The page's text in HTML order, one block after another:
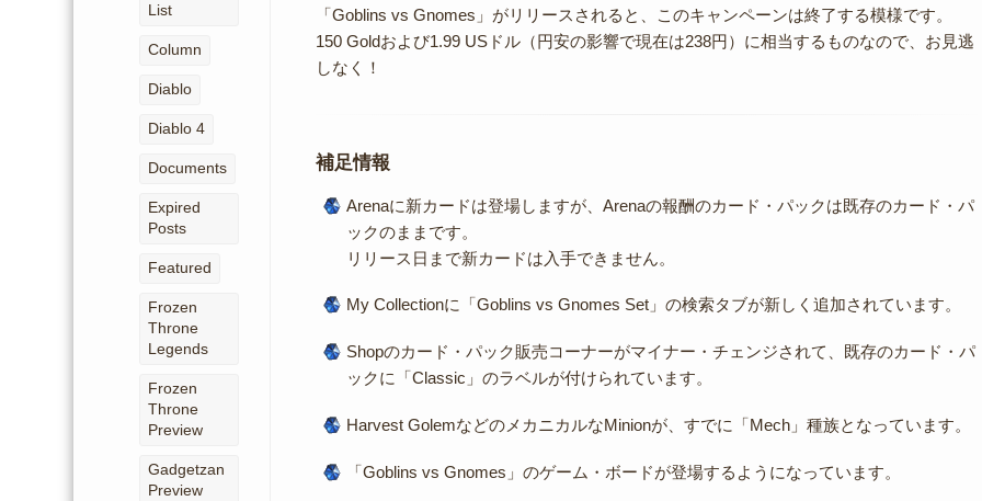
「Goblins vs Gnomes」がリリースされると、このキャンペーンは終了する模様です。
150 Goldおよび1.99 USドル（円安の影響で現在は238円）に相当するものなので、お見逃
しなく！
補足情報
Arenaに新カードは登場しますが、Arenaの報酬のカード・パックは既存のカード・パ
ックのままです。
リリース日まで新カードは入手できません。
My Collectionに「Goblins vs Gnomes Set」の検索タブが新しく追加されています。
Shopのカード・パック販売コーナーがマイナー・チェンジされて、既存のカード・パ
ックに「Classic」のラベルが付けられています。
Harvest GolemなどのメカニカルなMinionが、すでに「Mech」種族となっています。
「Goblins vs Gnomes」のゲーム・ボードが登場するようになっています。
List
Column
Diablo
Diablo 4
Documents
Expired
Posts
Featured
Frozen
Throne
Legends
Frozen
Throne
Preview
Gadgetzan
Preview